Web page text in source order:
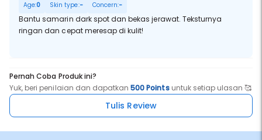
Age:0 Skin type:- Concern:-
Bantu samarin dark spot dan bekas jerawat. Teksturnya
ringan dan cepat meresap di kulit!
Pernah Coba Produk ini?
Yuk, beri penilaian dan dapatkan500 Pointsuntuk setiap ulasan 🥰
Tulis Review